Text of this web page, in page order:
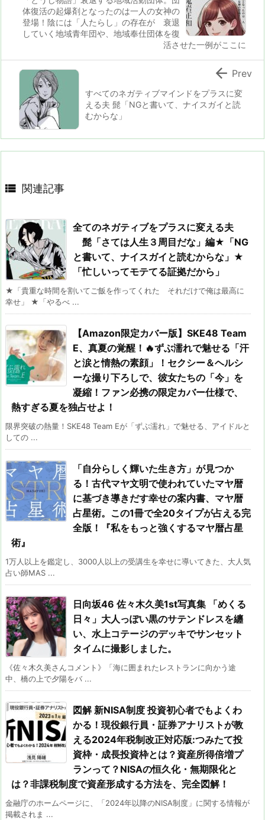
体復活の起爆剤となったのは一人の女神の
登場！陰には「人たらし」の存在が 衰退
していく地域青年団や、地域奉仕団体を復
活させた一例がここに
すべてのネガティブマインドをプラスに変
える夫 髭「NGと書いて、ナイスガイと読
むからな」
 Prev
 関連記事
全てのネガティブをプラスに変える夫
髭「さては人生３周目だな」編★「NG
と書いて、ナイスガイと読むからな」★
「忙しいってモテてる証拠だから」
★「貴重な時間を割いてご飯を作ってくれた それだけで俺は最高に
幸せ」 ★「やるべ ...
【Amazon限定カバー版】SKE48 Team
E、真夏の覚醒！🔥ずぶ濡れで魅せる「汗
と涙と情熱の素顔」！セクシー＆ヘルシ
ーな撮り下ろしで、彼女たちの「今」を
凝縮！ファン必携の限定カバー仕様で、
熱すぎる夏を独占せよ！
限界突破の熱量！SKE48 Team Eが「ずぶ濡れ」で魅せる、アイドルと
しての ...
「自分らしく輝いた生き方」が見つか
る！古代マヤ文明で使われていたマヤ暦
に基づき導きだす幸せの案内書、マヤ暦
占星術。この1冊で全20タイプが占える完
全版！『私をもっと強くするマヤ暦占星
術』
1万人以上を鑑定し、3000人以上の受講生を幸せに導いてきた、大人気
占い師MAS ...
日向坂46 佐々⽊久美1st写真集 「めくる
日々」大人っぽい黒のサテンドレスを纏
い、水上コテージのデッキでサンセット
タイムに撮影しました。
《佐々木久美さんコメント》「海に囲まれたレストランに向かう途
中、橋の上で夕陽をバ ...
図解 新NISA制度 投資初心者でもよくわ
かる！現役銀行員・証券アナリストが教
える2024年税制改正対応版:つみたて投
資枠・成長投資枠とは？資産所得倍増プ
ランって？NISAの恒久化・無期限化と
は？非課税制度で資産形成する方法を、完全図解！
金融庁のホームページに、「2024年以降のNISA制度」に関する情報が
掲載されま ...